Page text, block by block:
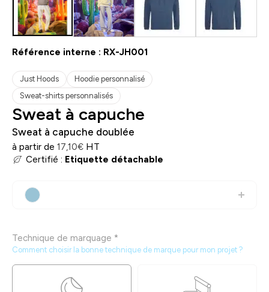
Référence interne : RX-JH001
Just Hoods
Hoodie personnalisé
Sweat-shirts personnalisés
Sweat à capuche
Sweat à capuche doublée
à partir de 17,10€ HT
Certifié : Etiquette détachable
Technique de marquage *
Comment choisir la bonne technique de marque pour mon projet ?